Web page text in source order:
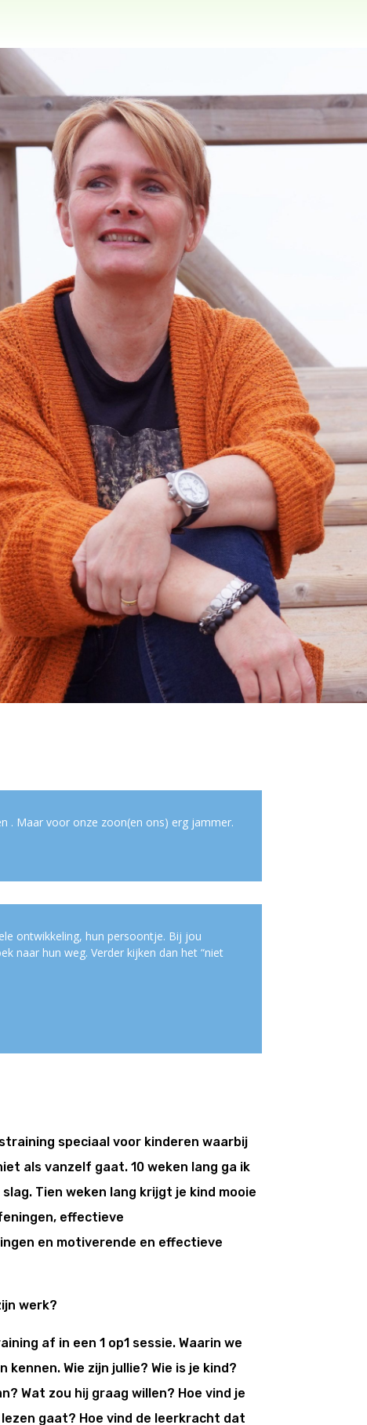
. Maar voor onze zoon(en ons) erg jammer.
ontwikkeling, hun persoontje. Bij jou
naar hun weg. Verder kijken dan het “niet
speciaal voor kinderen waarbij
als vanzelf gaat. 10 weken lang ga ik
Tien weken lang krijgt je kind mooie
effectieve
en motiverende en effectieve
werk?
af in een 1 op1 sessie. Waarin we
kennen. Wie zijn jullie? Wie is je kind?
Wat zou hij graag willen? Hoe vind je
gaat? Hoe vind de leerkracht dat